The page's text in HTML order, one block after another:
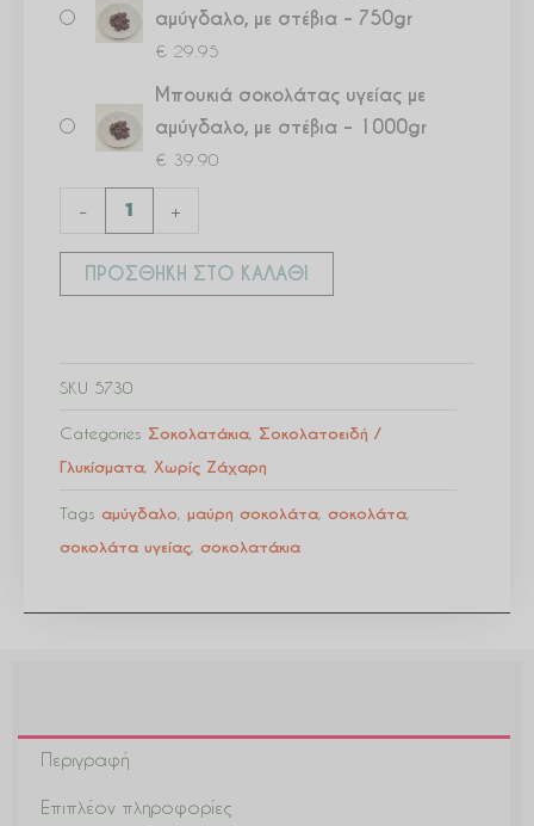
αμύγδαλο, με στέβια – 750gr
€ 29.95
Μπουκιά σοκολάτας υγείας με
αμύγδαλο, με στέβια – 1000gr
€ 39.90
- +
ΠΡΟΣΘΉΚΗ ΣΤΟ ΚΑΛΆΘΙ
SKU 5730
Categories Σοκολατάκια, Σοκολατοειδή /
Γλυκίσματα, Χωρίς Ζάχαρη
Tags αμύγδαλο, μαύρη σοκολάτα, σοκολάτα,
σοκολάτα υγείας, σοκολατάκια
Περιγραφή
Επιπλέον πληροφορίες